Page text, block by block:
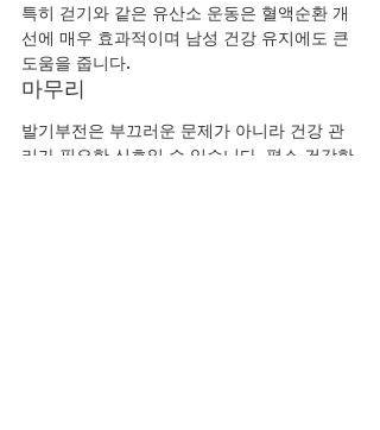
특히 걷기와 같은 유산소 운동은 혈액순환 개
선에 매우 효과적이며 남성 건강 유지에도 큰
도움을 줍니다.
마무리
발기부전은 부끄러운 문제가 아니라 건강 관
리가 필요한 신호일 수 있습니다. 평소 건강한